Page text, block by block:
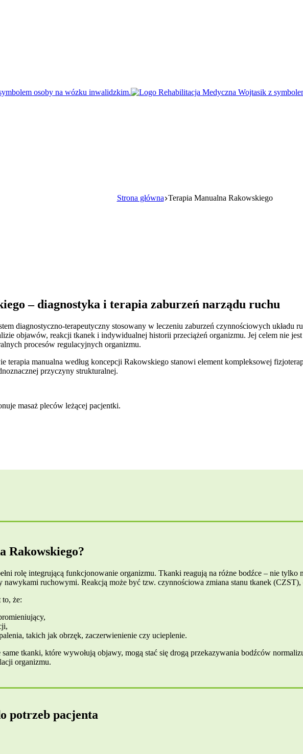
Strona główna Terapia Manualna Rakowskiego
– diagnostyka i terapia zaburzeń narządu ruchu
diagnostyczno-terapeutyczny stosowany w leczeniu zaburzeń czynnościowych układu
objawów, reakcji tkanek i indywidualnej historii przeciążeń organizmu. Jej celem nie
procesów regulacyjnych organizmu.
terapia manualna według koncepcji Rakowskiego stanowi element kompleksowej
przyczyny strukturalnej.
Rakowskiego?
rolę integrującą funkcjonowanie organizmu. Tkanki reagują na różne bodźce – nie tylko
nawykami ruchowymi. Reakcją może być tzw. czynnościowa zmiana stanu tkanek
to, że:
takich jak obrzęk, zaczerwienienie czy ucieplenie.
tkanki, które wywołują objawy, mogą stać się drogą przekazywania bodźców
organizmu.
potrzeb pacjenta